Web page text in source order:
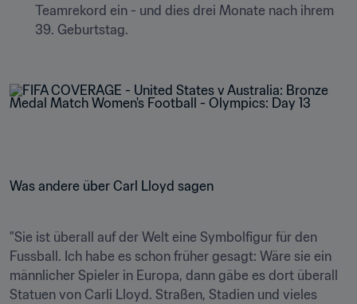
Teamrekord ein - und dies drei Monate nach ihrem
39. Geburtstag.
Was andere über Carl Lloyd sagen
"Sie ist überall auf der Welt eine Symbolfigur für den
Fussball. Ich habe es schon früher gesagt: Wäre sie ein
männlicher Spieler in Europa, dann gäbe es dort überall
Statuen von Carli Lloyd. Straßen, Stadien und vieles